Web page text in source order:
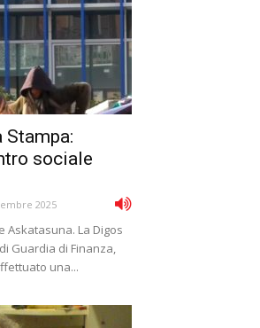
sociale
2025
Askatasuna. La Digos
Guardia di Finanza,
una...